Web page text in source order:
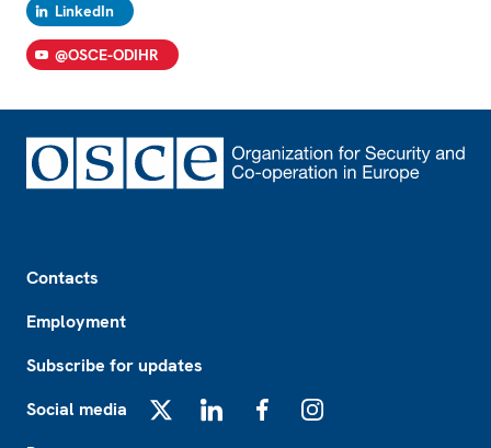
LinkedIn
@OSCE-ODIHR
Contacts
Employment
Subscribe for updates
Social media